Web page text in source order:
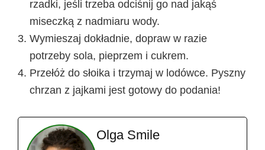
rzadki, jeśli trzeba odciśnij go nad jakąś
miseczką z nadmiaru wody.
Wymieszaj dokładnie, dopraw w razie
potrzeby sola, pieprzem i cukrem.
Przełóż do słoika i trzymaj w lodówce. Pyszny
chrzan z jajkami jest gotowy do podania!
Olga Smile